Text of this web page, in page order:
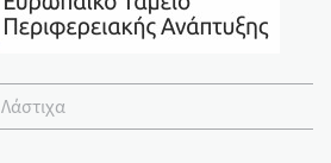
Λάστιχα